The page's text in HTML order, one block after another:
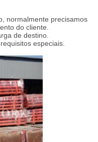
normalmente precisamos
do cliente.
de destino.
especiais.